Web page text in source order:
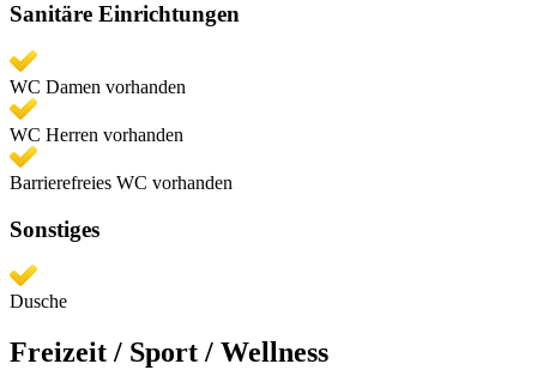
Sanitäre Einrichtungen
WC Damen vorhanden
WC Herren vorhanden
Barrierefreies WC vorhanden
Sonstiges
Dusche
Freizeit / Sport / Wellness